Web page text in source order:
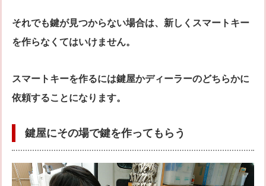
それでも鍵が見つからない場合は、新しくスマートキー
を作らなくてはいけません。
スマートキーを作るには鍵屋かディーラーのどちらかに
依頼することになります。
鍵屋にその場で鍵を作ってもらう